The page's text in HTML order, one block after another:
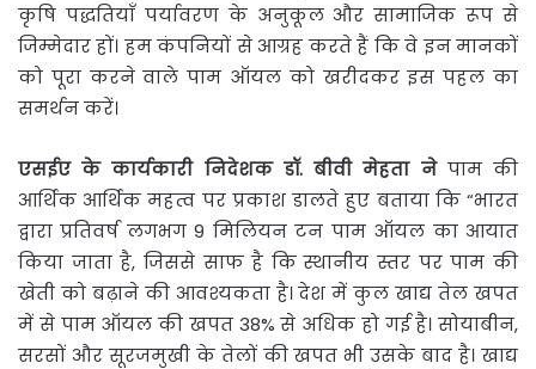
कृषि पद्धतियाँ पर्यावरण के अनुकूल और सामाजिक रूप से
जिम्मेदार हों। हम कंपनियों से आग्रह करते हैं कि वे इन मानकों
को पूरा करने वाले पाम ऑयल को खरीदकर इस पहल का
समर्थन करें।
एसईए के कार्यकारी निदेशक डॉ.बीवी मेहता नेपाम की
आर्थिक आर्थिक महत्व पर प्रकाश डालते हुए बताया कि “भारत
द्वारा प्रतिवर्ष लगभग 9 मिलियन टन पाम ऑयल का आयात
किया जाता है, जिससे साफ है कि स्थानीय स्तर पर पाम की
खेती को बढ़ाने की आवश्यकता है। देश में कुल खाद्य तेल खपत
में से पाम ऑयल की खपत 38% से अधिक हो गई है। सोयाबीन,
सरसों और सूरजमुखी के तेलों की खपत भी उसके बाद है। खाद्य